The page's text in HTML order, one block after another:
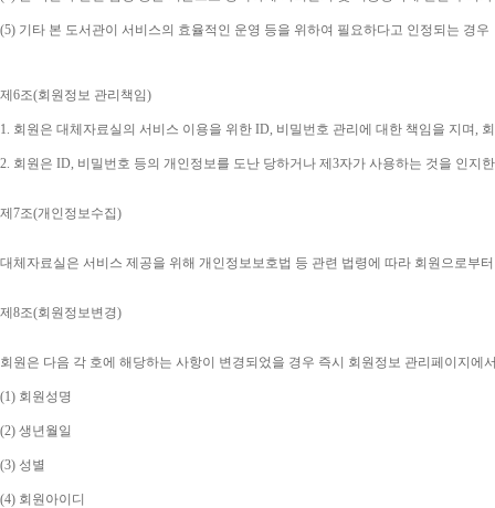
(5) 기타 본 도서관이 서비스의 효율적인 운영 등을 위하여 필요하다고 인정되는 경우
제 6조(회원정보 관리책임)
1. 회원은 대체자료실의 서비스 이용을 위한 ID, 비밀번호 관리에 대한 책임을 지며,
2. 회원은 ID, 비밀번호 등의 개인정보를 도난 당하거나 제 3자가 사용하는 것을 인지
제 7조(개인정보수집)
대체자료실은 서비스 제공을 위해 개인정보보호법 등 관련 법령에 따라 회원으로부
제 8조(회원정보변경)
회원은 다음 각 호에 해당하는 사항이 변경되었을 경우 즉시 회원정보 관리페이지에
(1) 회원성명
(2) 생년월일
(3) 성별
(4) 회원아이디